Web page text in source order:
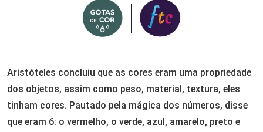
Aristóteles concluiu que as cores eram uma propriedade
dos objetos, assim como peso, material, textura, eles
tinham cores. Pautado pela mágica dos números, disse
que eram 6: o vermelho, o verde, azul, amarelo, preto e